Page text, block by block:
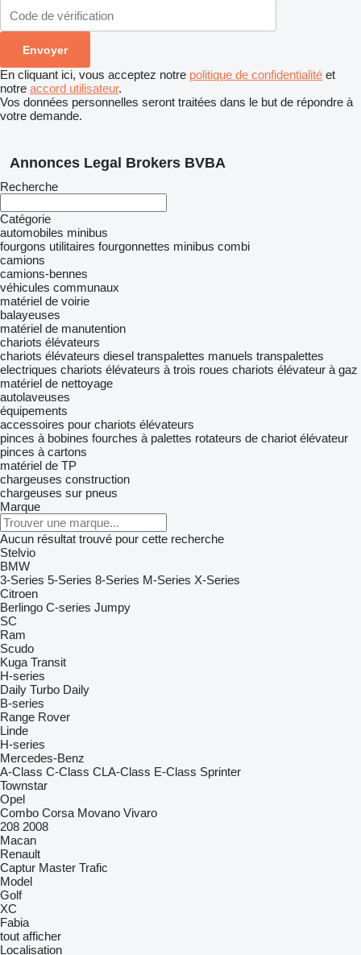
En cliquant ici, vous acceptez notre politique de confidentialité et
notre accord utilisateur.
Vos données personnelles seront traitées dans le but de répondre à
votre demande.
Annonces Legal Brokers BVBA
Recherche
Catégorie
automobiles minibus
fourgons utilitaires fourgonnettes minibus combi
camions
camions-bennes
véhicules communaux
matériel de voirie
balayeuses
matériel de manutention
chariots élévateurs
chariots élévateurs diesel transpalettes manuels transpalettes
electriques chariots élévateurs à trois roues chariots élévateur à gaz
matériel de nettoyage
autolaveuses
équipements
accessoires pour chariots élévateurs
pinces à bobines fourches à palettes rotateurs de chariot élévateur
pinces à cartons
matériel de TP
chargeuses construction
chargeuses sur pneus
Marque
Aucun résultat trouvé pour cette recherche
Stelvio
BMW
3-Series 5-Series 8-Series M-Series X-Series
Citroen
Berlingo C-series Jumpy
SC
Ram
Scudo
Kuga Transit
H-series
Daily Turbo Daily
B-series
Range Rover
Linde
H-series
Mercedes-Benz
A-Class C-Class CLA-Class E-Class Sprinter
Townstar
Opel
Combo Corsa Movano Vivaro
208 2008
Macan
Renault
Captur Master Trafic
Model
Golf
XC
Fabia
tout afficher
Localisation